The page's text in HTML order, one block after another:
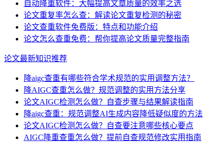
自动降重软件：大幅提高文章质量的效率之选
论文重复率怎么查：解读论文重复检测的秘密
论文查重软件免费版：特点和功能介绍
论文怎么查重免费：帮你提高论文质量完整指南
论文最新知识推荐
降aigc查重有哪些符合学术规范的实用调整方法？
降AIGC查重怎么做？规范调整的实用方法分享
论文AIGC检测怎么做？自查步骤与结果解读指南
降aigc查重：规范调整AI生成内容降低疑似度的方法
论文AIGC检测怎么做？自查要注意哪些核心要点
AIGC降重查重怎么做？提前自查规范修改实用指南